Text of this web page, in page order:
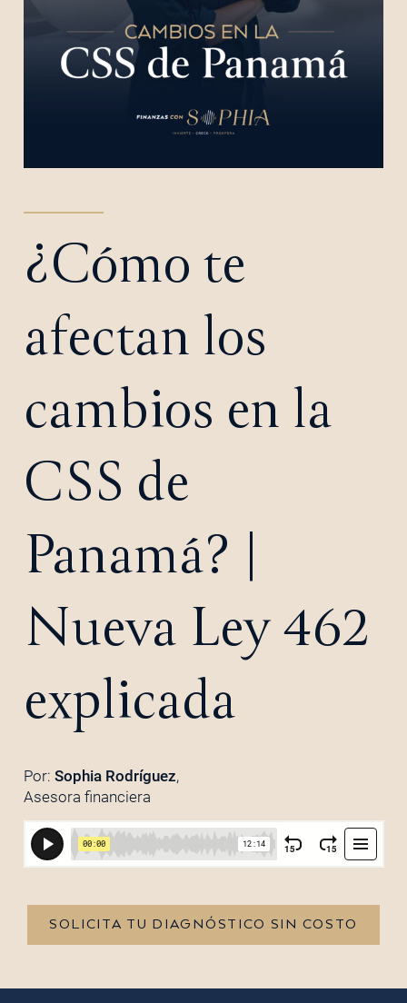
¿Cómo te
afectan los
cambios en la
CSS de
Panamá? |
Nueva Ley 462
explicada
Por: Sophia Rodríguez,
Asesora financiera
SOLICITA TU DIAGNÓSTICO SIN COSTO